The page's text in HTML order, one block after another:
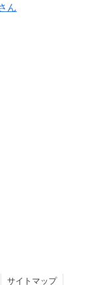
ん
サイトマップ